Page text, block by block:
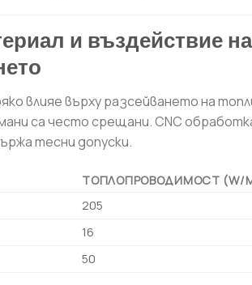
и въздействие
влияе върху разсейването на
са често срещани. CNC
тесни допуски.
ТОПЛОПРОВОДИМОСТ (W/
205
16
50